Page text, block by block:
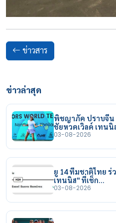
ข่าวสาร
ข่าวล่าสุด
พิชญาภัค ปราบจีน
ชัยหวดเวิลด์ เทน
03-08-2026
ยู 14 ทีมชาติไทย ร่
เทนนิส" ที่เช็ก…
03-08-2026